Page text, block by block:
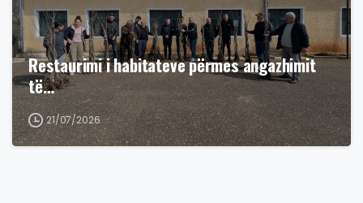
Restaurimi i habitateve përmes angazhimit
të…
21/07/2026